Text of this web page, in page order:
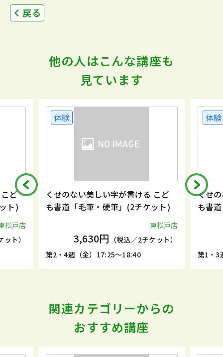
戻る
他の人はこんな講座も
見ています
ど
ト)
松戸店
ト）
体験
くせのない美しい字が書ける こど
も書道「毛筆・硬筆」(2チケット)
東松戸店
3,630円 （税込／2チケット）
第2・4週（金）17:25～18:40
体験
くせ
も書
第1・3
関連カテゴリーからの
おすすめ講座